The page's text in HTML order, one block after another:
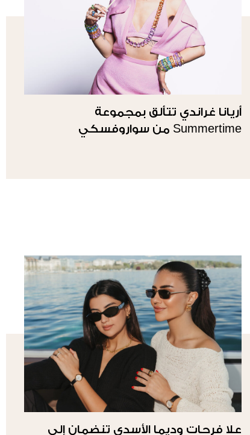
أريانا غراندي تتألق بمجموعة
Summertime من سواروفسكي
علا فرحات وديما الأسدي تنضمان إلى